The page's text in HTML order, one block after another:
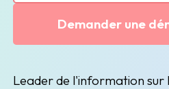
Demander une
Leader de l'information sur